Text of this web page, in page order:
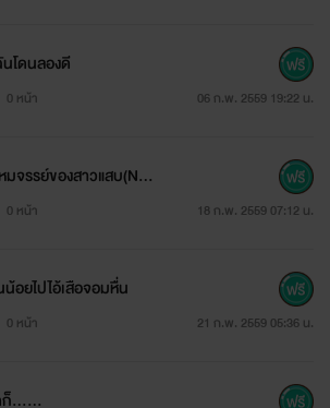
สาวNaga
ปรับปรุงนะจ๊ะ
องไรท์..มาถึงตอนจบของนิยายเรื่องแรกล่ะ
โดนลองดี
0 หน้า 06 ก.พ. 2559 19:22 น.
0 หน้า 18 ก.พ. 2559 07:12 น.
อยไปไอ้เสือจอมหื่น
0 หน้า 21 ก.พ. 2559 05:36 น.
ก็......